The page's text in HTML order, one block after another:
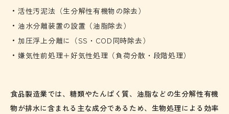
活性汚泥法（生分解性有機物の除去）
油水分離装置の設置（油脂除去）
加圧浮上分離に（SS・COD同時除去）
嫌気性前処理＋好気性処理（負荷分散・段階処理）
食品製造業では、糖類やたんぱく質、油脂などの生分解性有機
物が排水に含まれる主な成分であるため、生物処理による効率